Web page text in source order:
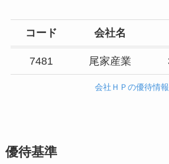
コード 会社名
7481 尾家産業
会社ＨＰの優待情報
優待基準